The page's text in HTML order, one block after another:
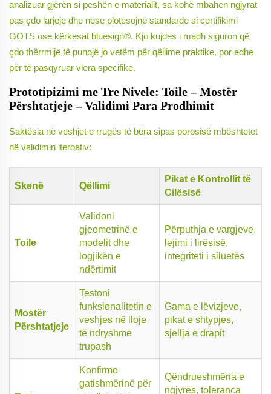
analizuar gjërën si peshën e materialit, sa kohë mbahen ngjyrat
pas çdo larjeje dhe nëse plotësojnë standarde si certifikimi
GOTS ose kërkesat bluesign®. Kjo kujdes i madh siguron që
çdo thërrmijë të punojë jo vetëm për qëllime praktike, por edhe
për të pasqyruar vlera specifike.
Prototipizimi me Tre Nivele: Toile – Mostër
Përshtatjeje – Validimi Para Prodhimit
Saktësia në veshjet e rrugës të bëra sipas porosisë mbështetet
në validimin iteroativ:
Skenë Qëllimi
Pikat e Kontrollit të
Cilësisë
Toile
Validoni
gjeometrinë e
modelit dhe
logjikën e
ndërtimit
Përputhja e vargjeve,
lejimi i lirësisë,
integriteti i siluetës
Mostër
Përshtatjeje
Testoni
funksionalitetin e
veshjes në lloje
të ndryshme
trupash
Gama e lëvizjeve,
pikat e shtypjes,
sjellja e drapit
Konfirmo
gatishmërinë për
Qëndrueshmëria e
ngjyrës, toleranca